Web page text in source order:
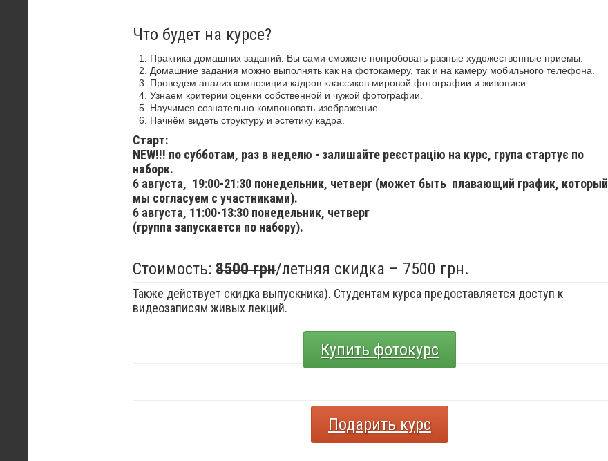
Что будет на курсе?
Практика домашних заданий. Вы сами сможете попробовать разные художественные приемы.
Домашние задания можно выполнять как на фотокамеру, так и на камеру мобильного телефона.
Проведем анализ композиции кадров классиков мировой фотографии и живописи.
Узнаем критерии оценки собственной и чужой фотографии.
Научимся сознательно компоновать изображение.
Начнём видеть структуру и эстетику кадра.
Старт:
NEW!!! по субботам, раз в неделю - залишайте реєстрацію на курс, група стартує по
наборк.
6 августа, 19:00-21:30 понедельник, четверг (может быть плавающий график, который
мы согласуем с участниками).
6 августа, 11:00-13:30 понедельник, четверг
(группа запускается по набору).
Стоимость: 8500 грн/летняя скидка – 7500 грн.
Также действует скидка выпускника). Студентам курса предоставляется доступ к
видеозаписям живых лекций.
Купить фотокурс
Подарить курс